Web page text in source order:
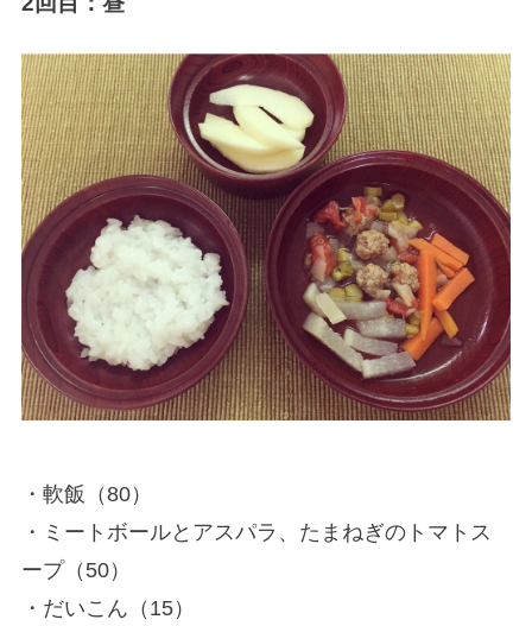
・軟飯（80）
・ミートボールとアスパラ、たまねぎのトマトス
ープ（50）
・だいこん（15）